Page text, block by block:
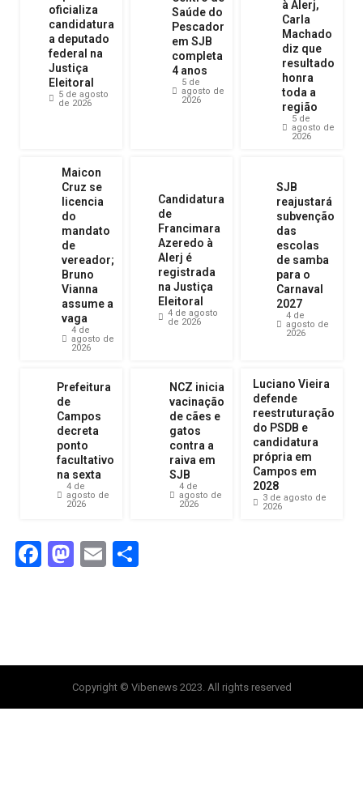
oficializa
candidatura
a deputado
federal na
Justiça
Eleitoral
5 de agosto
de 2026
Saúde do
Pescador
em SJB
completa
4 anos
5 de
agosto de
2026
à Alerj,
Carla
Machado
diz que
resultado
honra
toda a
região
5 de
agosto de
2026
Maicon
Cruz se
licencia
do
mandato
de
vereador;
Bruno
Vianna
assume a
vaga
4 de
agosto de
2026
Candidatura
de
Francimara
Azeredo à
Alerj é
registrada
na Justiça
Eleitoral
4 de agosto
de 2026
SJB
reajustará
subvenção
das
escolas
de samba
para o
Carnaval
2027
4 de
agosto de
2026
Prefeitura
de
Campos
decreta
ponto
facultativo
na sexta
4 de
agosto de
2026
NCZ inicia
vacinação
de cães e
gatos
contra a
raiva em
SJB
4 de
agosto de
2026
Luciano Vieira
defende
reestruturação
do PSDB e
candidatura
própria em
Campos em
2028
3 de agosto de
2026
Facebook
Mastodon
Email
Copyright © Vibenews 2023. All rights reserved